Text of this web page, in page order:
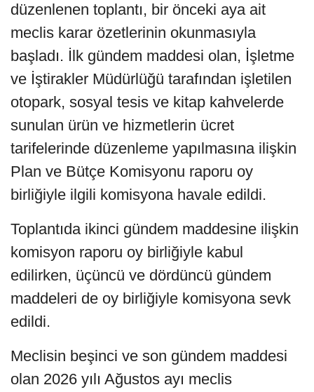
düzenlenen toplantı, bir önceki aya ait
meclis karar özetlerinin okunmasıyla
başladı. İlk gündem maddesi olan, İşletme
ve İştirakler Müdürlüğü tarafından işletilen
otopark, sosyal tesis ve kitap kahvelerde
sunulan ürün ve hizmetlerin ücret
tarifelerinde düzenleme yapılmasına ilişkin
Plan ve Bütçe Komisyonu raporu oy
birliğiyle ilgili komisyona havale edildi.
Toplantıda ikinci gündem maddesine ilişkin
komisyon raporu oy birliğiyle kabul
edilirken, üçüncü ve dördüncü gündem
maddeleri de oy birliğiyle komisyona sevk
edildi.
Meclisin beşinci ve son gündem maddesi
olan 2026 yılı Ağustos ayı meclis